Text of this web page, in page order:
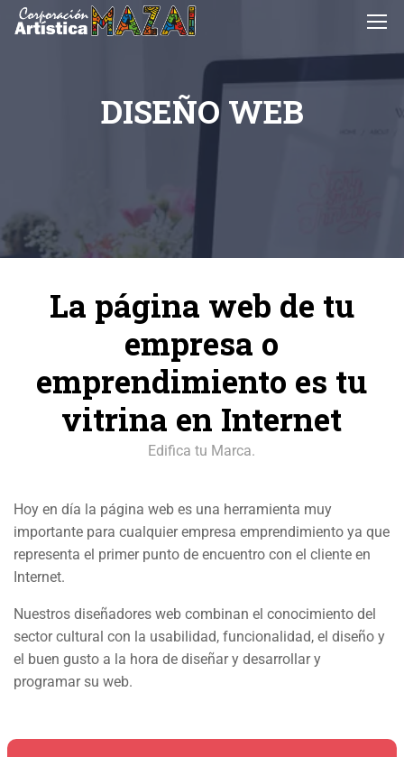
DISEÑO WEB
La página web de tu
empresa o
emprendimiento es tu
vitrina en Internet
Edifica tu Marca.
Hoy en día la página web es una herramienta muy
importante para cualquier empresa emprendimiento ya que
representa el primer punto de encuentro con el cliente en
Internet.
Nuestros diseñadores web combinan el conocimiento del
sector cultural con la usabilidad, funcionalidad, el diseño y
el buen gusto a la hora de diseñar y desarrollar y
programar su web.